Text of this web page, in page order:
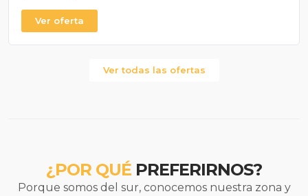
Ver oferta
Ver todas las ofertas
¿POR QUÉ PREFERIRNOS?
Porque somos del sur, conocemos nuestra zona y